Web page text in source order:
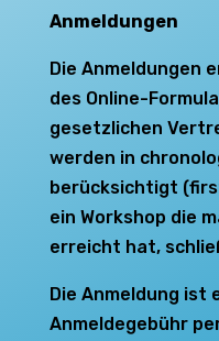
Anmeldungen
Die Anmeldungen
des Online-
gesetzlichen
werden in
berücksichtigt
ein Workshop die
erreicht hat,
Die Anmeldung ist
Anmeldegebühr